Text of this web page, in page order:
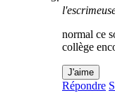
normal ce
collège
J'aime
Répondre